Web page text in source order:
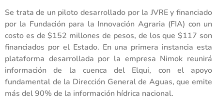
Se trata de un piloto desarrollado por la JVRE y financiado
por la Fundación para la Innovación Agraria (FIA) con un
costo es de $152 millones de pesos, de los que $117 son
financiados por el Estado. En una primera instancia esta
plataforma desarrollada por la empresa Nimok reunirá
información de la cuenca del Elqui, con el apoyo
fundamental de la Dirección General de Aguas, que emite
más del 90% de la información hídrica nacional.